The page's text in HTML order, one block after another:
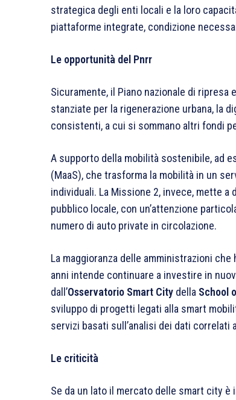
strategica degli enti locali e la loro
piattaforme integrate, condizione
Le opportunità del Pnrr
Sicuramente, il Piano nazionale di
stanziate per la rigenerazione urbana, la
consistenti, a cui si sommano altri fondi
A supporto della mobilità sostenibile, ad
(MaaS), che trasforma la mobilità in un
individuali. La Missione 2, invece, mette
pubblico locale, con un’attenzione
numero di auto private in circolazione.
La maggioranza delle amministrazioni
anni intende continuare a investire in
dall’Osservatorio Smart City della School
sviluppo di progetti legati alla smart
servizi basati sull’analisi dei dati correlati
Le criticità
Se da un lato il mercato delle smart city